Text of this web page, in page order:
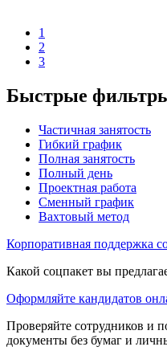
1
2
3
Быстрые
Частичная занятость
Гибкий график
Полная занятость
Полный день
Проектная работа
Сменный график
Вахтовый метод
Корпоративная поддержка
Какой соцпакет вы
Оформляйте кандидатов
Проверяйте сотрудников и
документы без бумаг и